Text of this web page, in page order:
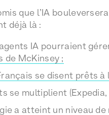
que l’IA
déjà là :
IA pourraient
de McKinsey ;
se disent prêts
se multiplient
a atteint un niveau